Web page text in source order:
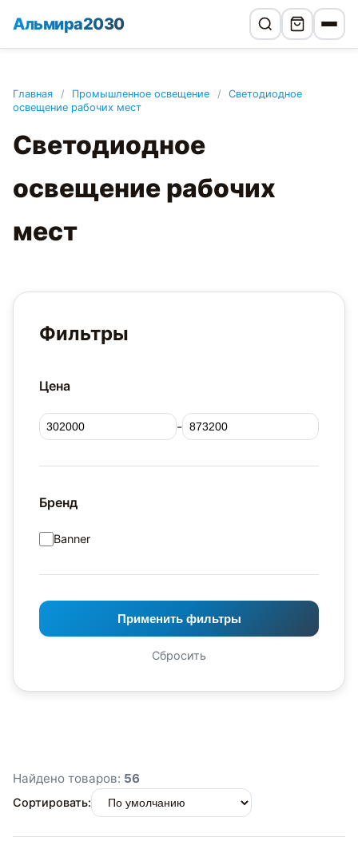
Альмира2030
Главная / Промышленное освещение /
Светодиодное
освещение рабочих мест
Светодиодное
освещение рабочих
мест
Фильтры
Цена
-
Бренд
Banner
Применить фильтры
Сбросить
Найдено товаров: 56
Сортировать: